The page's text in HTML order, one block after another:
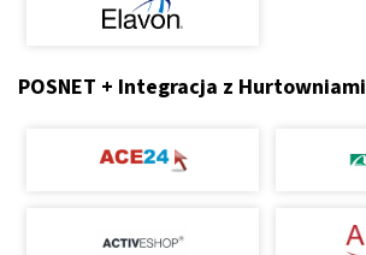
POSNET + Integracja z Hurtowniami